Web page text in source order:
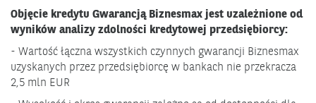
Objęcie kredytu Gwarancją Biznesmax jest uzależnione od
wyników analizy zdolności kredytowej przedsiębiorcy:
- Wartość łączna wszystkich czynnych gwarancji Biznesmax
uzyskanych przez przedsiębiorcę w bankach nie przekracza
2,5 mln EUR